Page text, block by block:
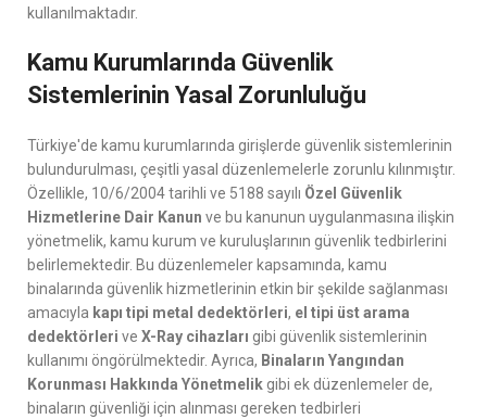
kullanılmaktadır.
Kamu Kurumlarında Güvenlik
Sistemlerinin Yasal Zorunluluğu
Türkiye'de kamu kurumlarında girişlerde güvenlik sistemlerinin
bulundurulması, çeşitli yasal düzenlemelerle zorunlu kılınmıştır.
Özellikle, 10/6/2004 tarihli ve 5188 sayılı Özel Güvenlik
Hizmetlerine Dair Kanun ve bu kanunun uygulanmasına ilişkin
yönetmelik, kamu kurum ve kuruluşlarının güvenlik tedbirlerini
belirlemektedir. Bu düzenlemeler kapsamında, kamu
binalarında güvenlik hizmetlerinin etkin bir şekilde sağlanması
amacıyla kapı tipi metal dedektörleri, el tipi üst arama
dedektörleri ve X-Ray cihazları gibi güvenlik sistemlerinin
kullanımı öngörülmektedir. Ayrıca, Binaların Yangından
Korunması Hakkında Yönetmelik gibi ek düzenlemeler de,
binaların güvenliği için alınması gereken tedbirleri